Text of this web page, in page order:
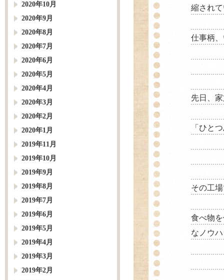
2020年10月
2020年9月
2020年8月
2020年7月
2020年6月
2020年5月
2020年4月
2020年3月
2020年2月
2020年1月
2019年11月
2019年10月
2019年9月
2019年8月
2019年7月
2019年6月
2019年5月
2019年4月
2019年3月
2019年2月
縮され
仕事柄
先日、
「ひと
その工
食べ物
なノウ